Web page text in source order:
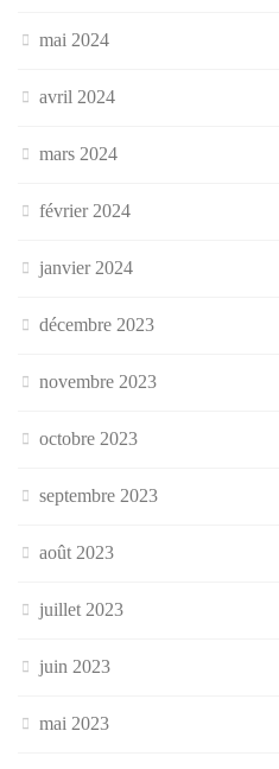
mai 2024
avril 2024
mars 2024
février 2024
janvier 2024
décembre 2023
novembre 2023
octobre 2023
septembre 2023
août 2023
juillet 2023
juin 2023
mai 2023